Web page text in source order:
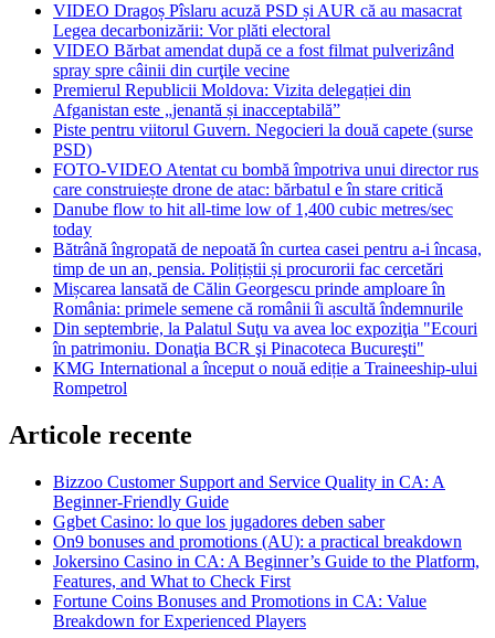
VIDEO Dragoș Pîslaru acuză PSD și AUR că au masacrat
Legea decarbonizării: Vor plăti electoral
VIDEO Bărbat amendat după ce a fost filmat pulverizând
spray spre câinii din curţile vecine
Premierul Republicii Moldova: Vizita delegației din
Afganistan este „jenantă și inacceptabilă”
Piste pentru viitorul Guvern. Negocieri la două capete (surse
PSD)
FOTO-VIDEO Atentat cu bombă împotriva unui director rus
care construiește drone de atac: bărbatul e în stare critică
Danube flow to hit all-time low of 1,400 cubic metres/sec
today
Bătrână îngropată de nepoată în curtea casei pentru a-i încasa,
timp de un an, pensia. Polițiștii și procurorii fac cercetări
Mișcarea lansată de Călin Georgescu prinde amploare în
România: primele semene că românii îi ascultă îndemnurile
Din septembrie, la Palatul Suţu va avea loc expoziţia "Ecouri
în patrimoniu. Donaţia BCR şi Pinacoteca Bucureşti"
KMG International a început o nouă ediție a Traineeship-ului
Rompetrol
Articole recente
Bizzoo Customer Support and Service Quality in CA: A
Beginner-Friendly Guide
Ggbet Casino: lo que los jugadores deben saber
On9 bonuses and promotions (AU): a practical breakdown
Jokersino Casino in CA: A Beginner’s Guide to the Platform,
Features, and What to Check First
Fortune Coins Bonuses and Promotions in CA: Value
Breakdown for Experienced Players